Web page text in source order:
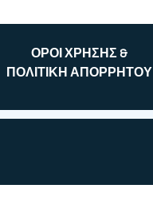
ΟΡΟΙ ΧΡΗΣΗΣ &
ΠΟΛΙΤΙΚΗ ΑΠΟΡΡΗΤΟΥ